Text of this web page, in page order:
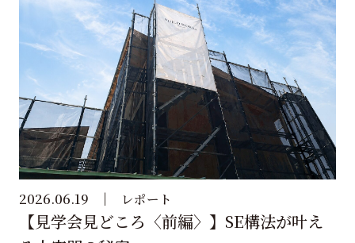
2026.06.19 レポート
【見学会見どころ〈前編〉】SE構法が叶え